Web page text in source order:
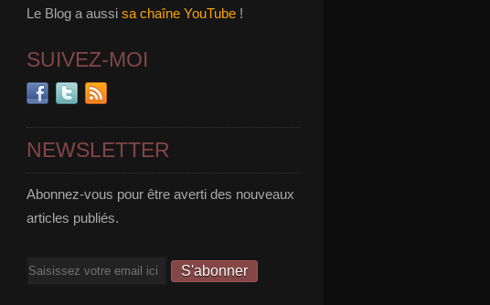
Le Blog a aussi sa chaîne YouTube !
SUIVEZ-MOI
NEWSLETTER
Abonnez-vous pour être averti des nouveaux
articles publiés.
Email